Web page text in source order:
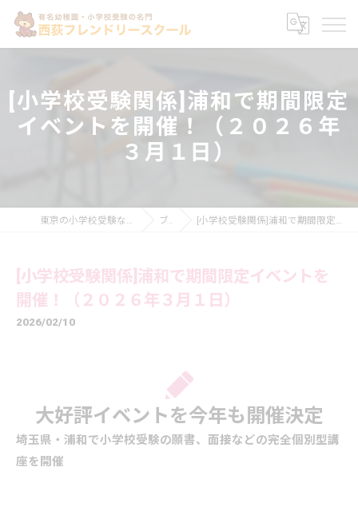
[小学校受験関係]浦和で期間限定
イベントを開催！（２０２６年
３月１日）
東京の小学校受験なら西荻フレンドリースクール ブログ [小学校受験関係]浦和で期間限定イベントを開催！（２０２６年３月１日）
[小学校受験関係]浦和で期間限定イベントを
開催！（２０２６年３月１日）
2026/02/10
大好評イベントを今年も開催決定
埼玉県・浦和で小学校受験の願書、面接などの完全個別型講
座を開催